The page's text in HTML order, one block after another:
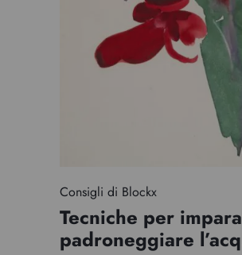
Consigli di Blockx
Tecniche per
padroneggiare